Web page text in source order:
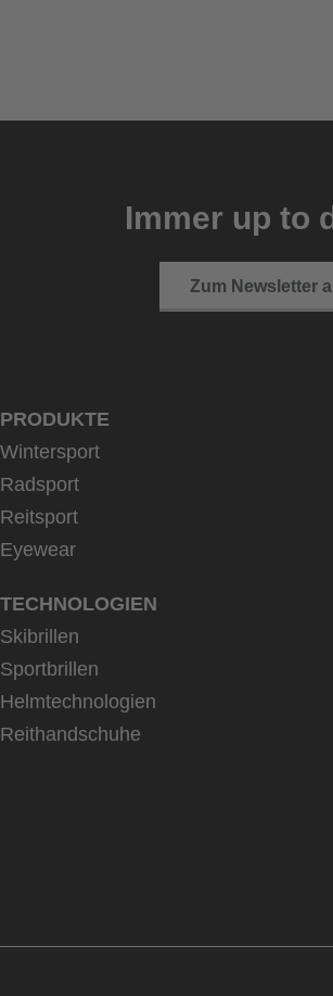
Immer up to
Zum Newsletter
PRODUKTE
Wintersport
Radsport
Reitsport
Eyewear
TECHNOLOGIEN
Skibrillen
Sportbrillen
Helmtechnologien
Reithandschuhe